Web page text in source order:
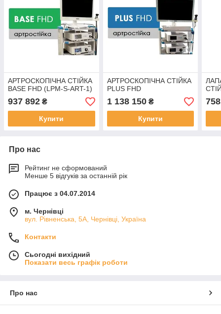
АРТРОСКОПІЧНА СТІЙКА
BASE FHD (LPM-S-ART-1)
937 892 ₴
Купити
АРТРОСКОПІЧНА СТІЙКА
PLUS FHD
1 138 150₴
Купити
Про нас
Рейтинг не сформований
Менше 5 відгуків за останній рік
Працює з 04.07.2014
м. Чернівці
вул. Рівненська, 5А, Чернівці, Україна
Контакти
Сьогодні вихідний
Показати весь графік роботи
Про нас